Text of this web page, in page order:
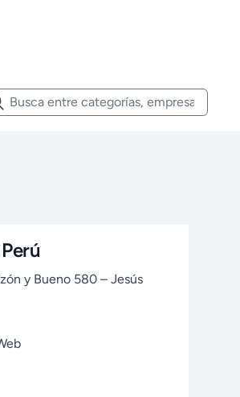
y Bueno 580 – Jesús